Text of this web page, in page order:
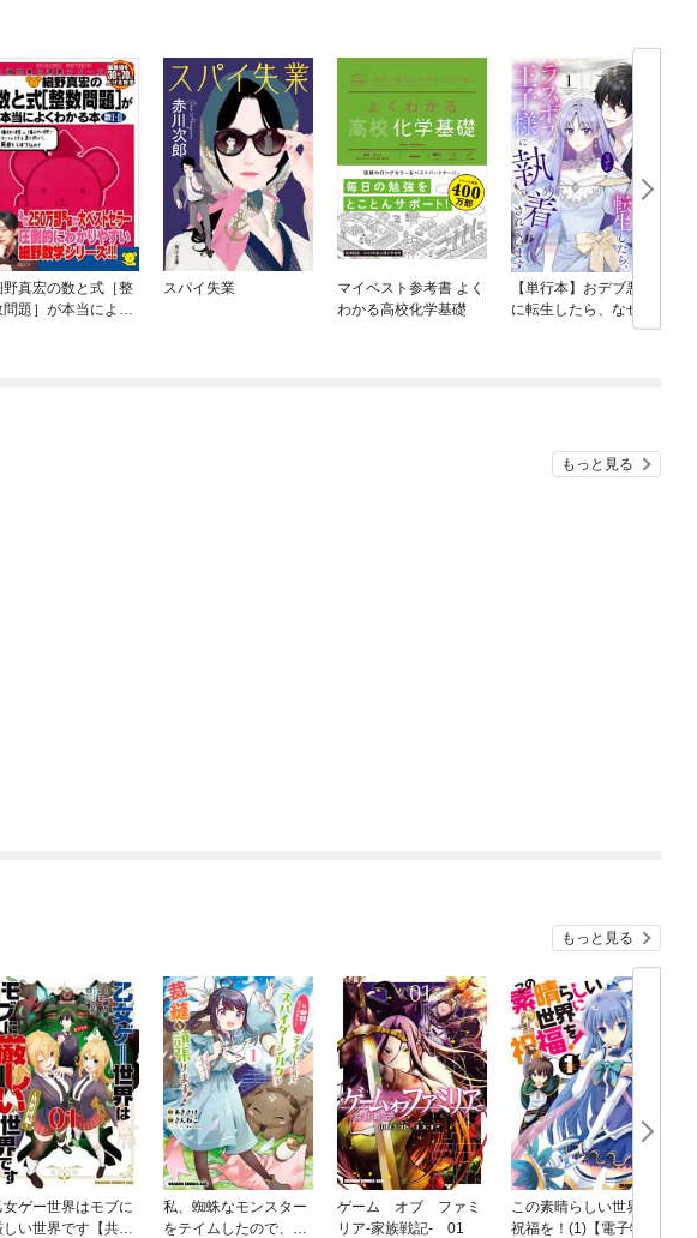
野真宏の数と式［整
問題］が本当によく
スパイ失業
マイベスト参考書 よく
わかる高校化学基礎
【単行本】おデブ悪女
に転生したら、なぜか
ラスボス王子様に執着
もっと見る
もっと見る
女ゲー世界はモブに
しい世界です【共和
私、蜘蛛なモンスター
をテイムしたので、ス
ゲーム オブ ファミ
リア-家族戦記- 01
この素晴らしい世界に
祝福を！(1)【電子特別